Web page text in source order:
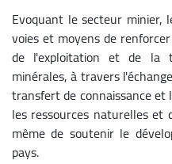
Evoquant le secteur minier,
voies et moyens de
de l'exploitation et de la
minérales, à travers
transfert de connaissance
les ressources naturelles
même de soutenir le
pays.